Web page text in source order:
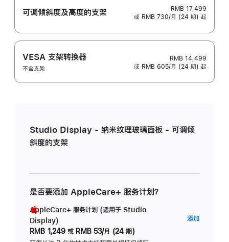
可调倾斜度及高‍度的支‍架
RMB 17,499
或 RMB 730/月 (24 期) 起
VESA 支架转换器
不含支架
RMB 14,499
或 RMB 605/月 (24 期) 起
Studio Display - 纳米纹理玻璃面板 - 可调倾
斜度的支架
是否要添加 AppleCare+ 服务计划？
AppleCare+ 服务计划 (适用于 Studio
Display)
RMB 1,249 或 RMB 53/月 (24 期)
添加